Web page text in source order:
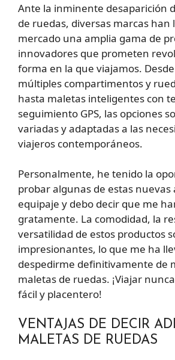
Ante la inminente desaparición
de ruedas, diversas marcas han
mercado una amplia gama de
innovadores que prometen
forma en la que viajamos.
múltiples compartimentos y
hasta maletas inteligentes con
seguimiento GPS, las opciones
variadas y adaptadas a las
viajeros contemporáneos.
Personalmente, he tenido la
probar algunas de estas
equipaje y debo decir que me
gratamente. La comodidad, la
versatilidad de estos productos
impresionantes, lo que me ha
despedirme definitivamente de
maletas de ruedas. ¡Viajar
fácil y placentero!
VENTAJAS DE DECIR
MALETAS DE RUEDAS